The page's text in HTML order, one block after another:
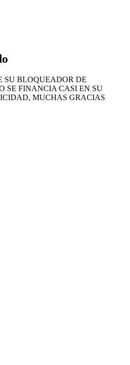
SU BLOQUEADOR DE
SE FINANCIA CASI EN SU
MUCHAS GRACIAS